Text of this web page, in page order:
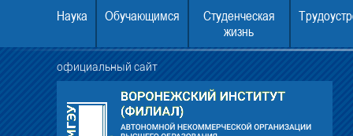
Наука Обучающимся
Студенческая
жизнь
официальный сайт
институт (филиал) АНО
Украины, ДНР, ЛНР
22.08.2026 в 12.00 в Воронежском
МГЭУ состоится День открытых